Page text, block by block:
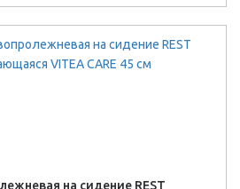
на сидение REST